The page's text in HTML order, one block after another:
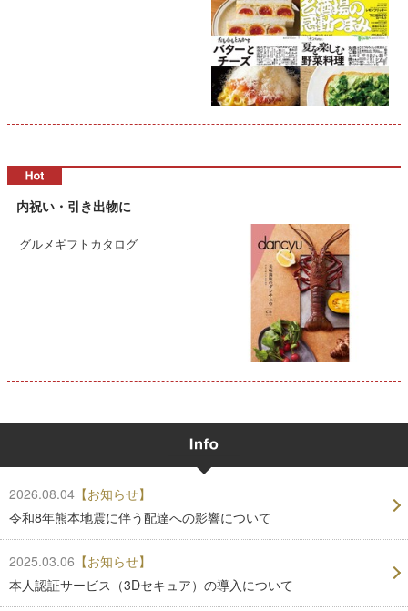
内祝い・引き出物に
グルメギフトカタログ
2026.08.04 【お知らせ】
令和8年熊本地震に伴う配達への影響について
2025.03.06 【お知らせ】
本人認証サービス（3Dセキュア）の導入について